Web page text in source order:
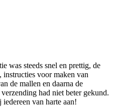
was steeds snel en prettig, de
instructies voor maken van
de mallen en daarna de
had niet beter gekund.
van harte aan!